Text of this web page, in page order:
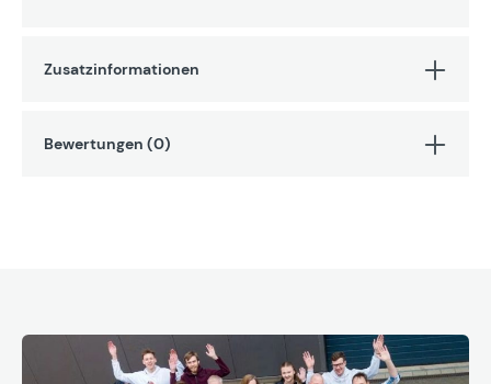
Zusatzinformationen
Bewertungen (0)